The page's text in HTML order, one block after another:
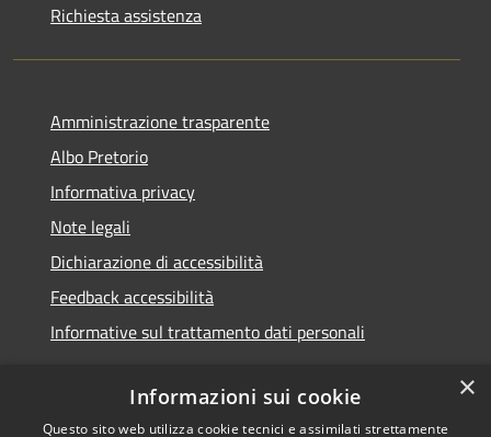
Richiesta assistenza
Amministrazione trasparente
Albo Pretorio
Informativa privacy
Note legali
Dichiarazione di accessibilità
Feedback accessibilità
Informative sul trattamento dati personali
×
Informazioni sui cookie
Questo sito web utilizza cookie tecnici e assimilati strettamente